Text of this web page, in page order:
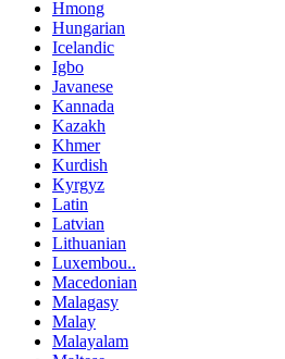
Hmong
Hungarian
Icelandic
Igbo
Javanese
Kannada
Kazakh
Khmer
Kurdish
Kyrgyz
Latin
Latvian
Lithuanian
Luxembou..
Macedonian
Malagasy
Malay
Malayalam